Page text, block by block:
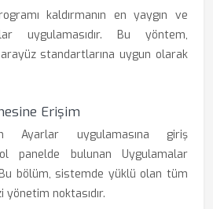
kaldırmanın en yaygın ve
uygulamasıdır. Bu yöntem,
standartlarına uygun olarak
Erişim
Ayarlar uygulamasına giriş
panelde bulunan Uygulamalar
bölüm, sistemde yüklü olan tüm
noktasıdır.